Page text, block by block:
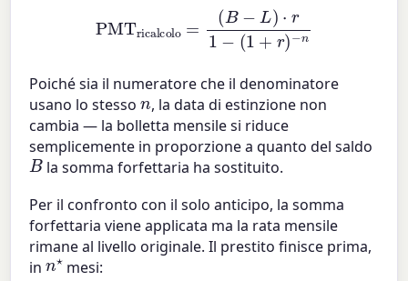
ricalcolo
1+r n
Poiché sia il numeratore che il denominatore
usano lo stesson, la data di estinzione non
cambia — la bolletta mensile si riduce
semplicemente in proporzione a quanto del saldo
Bla somma forfettaria ha sostituito.
Per il confronto con il solo anticipo, la somma
forfettaria viene applicata ma la rata mensile
rimane al livello originale. Il prestito finisce prima,
inn⋆mesi: